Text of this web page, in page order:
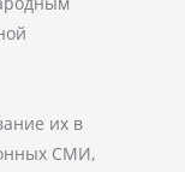
их в
СМИ,